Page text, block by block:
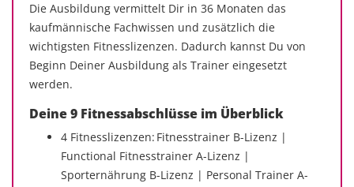
Die Ausbildung vermittelt Dir in 36 Monaten das
kaufmännische Fachwissen und zusätzlich die
wichtigsten Fitnesslizenzen. Dadurch kannst Du von
Beginn Deiner Ausbildung als Trainer eingesetzt
werden.
Deine 9 Fitnessabschlüsse im Überblick
4 Fitnesslizenzen: Fitnesstrainer B-Lizenz |
Functional Fitnesstrainer A-Lizenz |
Sporternährung B-Lizenz | Personal Trainer A-